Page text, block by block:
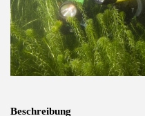
Beschreibung